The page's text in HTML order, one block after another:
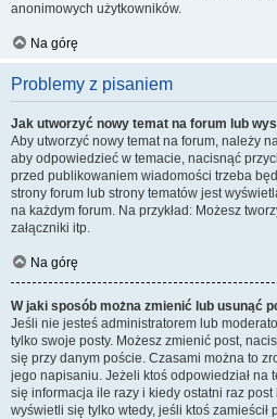
anonimowych użytkowników.
Na górę
Problemy z pisaniem
Jak utworzyć nowy temat na forum lub
Aby utworzyć nowy temat na forum, należy
aby odpowiedzieć w temacie, nacisnąć
przed publikowaniem wiadomości trzeba
strony forum lub strony tematów jest
na każdym forum. Na przykład: Możesz
załączniki itp.
Na górę
W jaki sposób można zmienić lub usunąć
Jeśli nie jesteś administratorem lub
tylko swoje posty. Możesz zmienić post,
się przy danym poście. Czasami można to
jego napisaniu. Jeżeli ktoś odpowiedział na
się informacja ile razy i kiedy ostatni raz post
wyświetli się tylko wtedy, jeśli ktoś zamieścił